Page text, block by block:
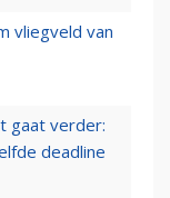
vliegveld van
gaat verder:
deadline